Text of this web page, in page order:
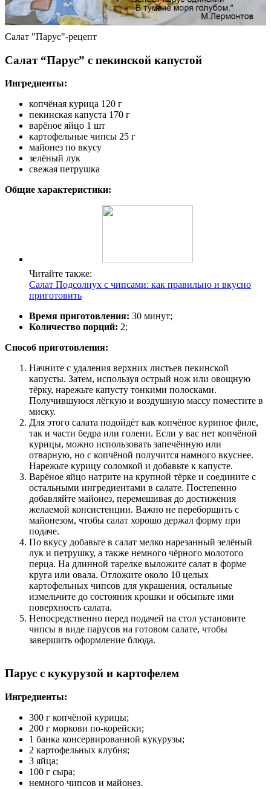
Салат "Парус"-рецепт
Салат “Парус” с пекинской капустой
Ингредиенты:
копчёная курица 120 г
пекинская капуста 170 г
варёное яйцо 1 шт
картофельные чипсы 25 г
майонез по вкусу
зелёный лук
свежая петрушка
Общие характеристики:
Читайте также:
Салат Подсолнух с чипсами: как правильно и вкусно
приготовить
Время приготовления: 30 минут;
Количество порций: 2;
Способ приготовления:
Начните с удаления верхних листьев пекинской
капусты. Затем, используя острый нож или овощную
тёрку, нарежьте капусту тонкими полосками.
Получившуюся лёгкую и воздушную массу поместите в
миску.
Для этого салата подойдёт как копчёное куриное филе,
так и части бедра или голени. Если у вас нет копчёной
курицы, можно использовать запечённую или
отварную, но с копчёной получится намного вкуснее.
Нарежьте курицу соломкой и добавьте к капусте.
Варёное яйцо натрите на крупной тёрке и соедините с
остальными ингредиентами в салате. Постепенно
добавляйте майонез, перемешивая до достижения
желаемой консистенции. Важно не переборщить с
майонезом, чтобы салат хорошо держал форму при
подаче.
По вкусу добавьте в салат мелко нарезанный зелёный
лук и петрушку, а также немного чёрного молотого
перца. На длинной тарелке выложите салат в форме
круга или овала. Отложите около 10 целых
картофельных чипсов для украшения, остальные
измельчите до состояния крошки и обсыпьте ими
поверхность салата.
Непосредственно перед подачей на стол установите
чипсы в виде парусов на готовом салате, чтобы
завершить оформление блюда.
Парус с кукурузой и картофелем
Ингредиенты:
300 г копчёной курицы;
200 г моркови по-корейски;
1 банка консервированной кукурузы;
2 картофельных клубня;
3 яйца;
100 г сыра;
немного чипсов и майонез.